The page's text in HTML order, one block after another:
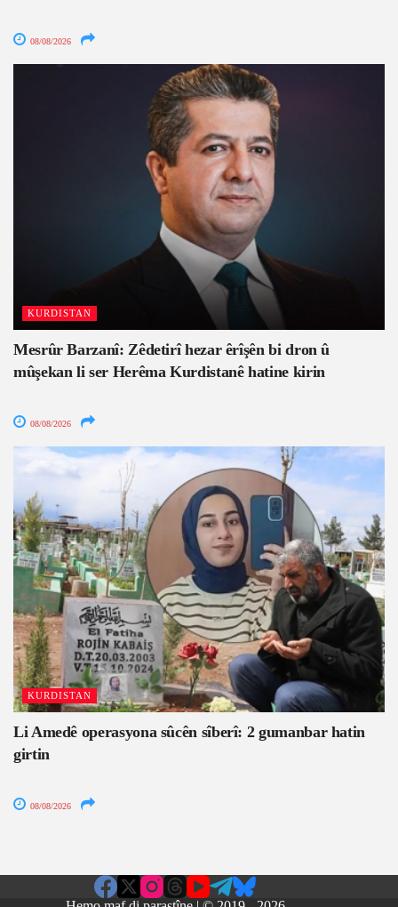
08/08/2026
KURDISTAN
Mesrûr Barzanî: Zêdetirî hezar êrîşên bi dron û
mûşekan li ser Herêma Kurdistanê hatine kirin
08/08/2026
KURDISTAN
Li Amedê operasyona sûcên sîberî: 2 gumanbar hatin
girtin
08/08/2026